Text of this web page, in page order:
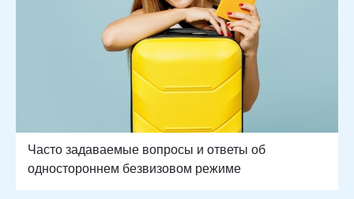
Часто задаваемые вопросы и ответы об
одностороннем безвизовом режиме